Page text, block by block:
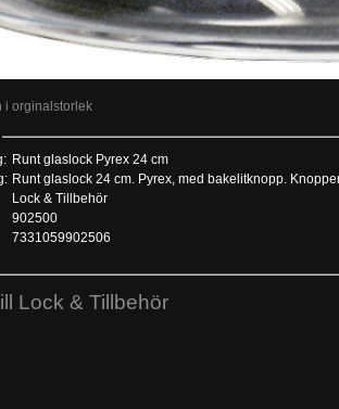
i orginalstorlek
Runt glaslock Pyrex 24 cm
Runt glaslock 24 cm. Pyrex, med bakelitknopp.
Lock & Tillbehör
902500
7331059902506
Lock & Tillbehör